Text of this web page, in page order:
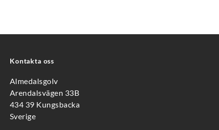
Kontakta oss
Almedalsgolv
Arendalsvägen 33B
434 39 Kungsbacka
Sverige